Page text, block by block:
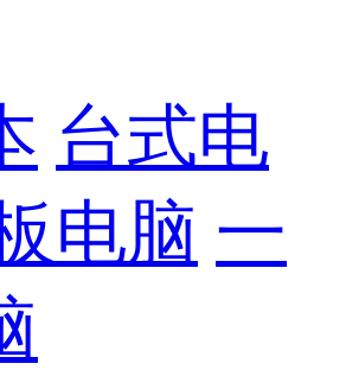
台式电
电脑 一